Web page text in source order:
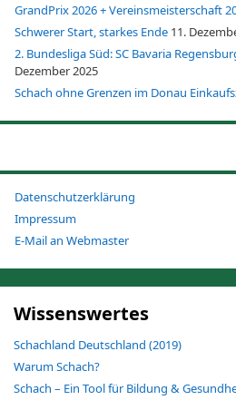
GrandPrix 2026 + Vereinsmeisterschaft
Schwerer Start, starkes Ende 11.
2. Bundesliga Süd: SC Bavaria
Dezember 2025
Schach ohne Grenzen im Donau
Datenschutzerklärung
Impressum
E-Mail an Webmaster
Wissenswertes
Schachland Deutschland (2019)
Warum Schach?
Schach – Ein Tool für Bildung &